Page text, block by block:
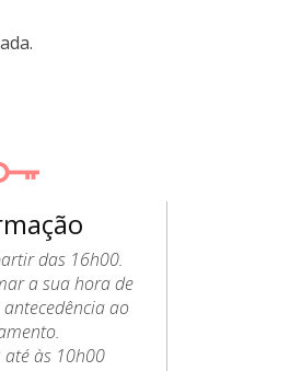
das 16h00.
a sua hora de
ao
até às 10h00